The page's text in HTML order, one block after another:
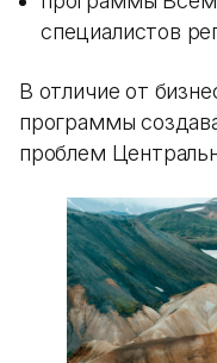
специалистов
В отличие от
программы
проблем